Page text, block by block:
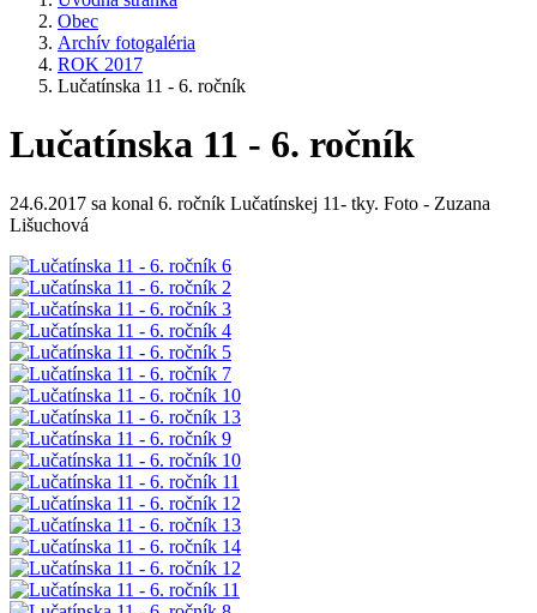
Obec
Archív fotogaléria
ROK 2017
Lučatínska 11 - 6. ročník
Lučatínska 11 - 6. ročník
24.6.2017 sa konal 6. ročník Lučatínskej 11- tky. Foto - Zuzana
Lišuchová